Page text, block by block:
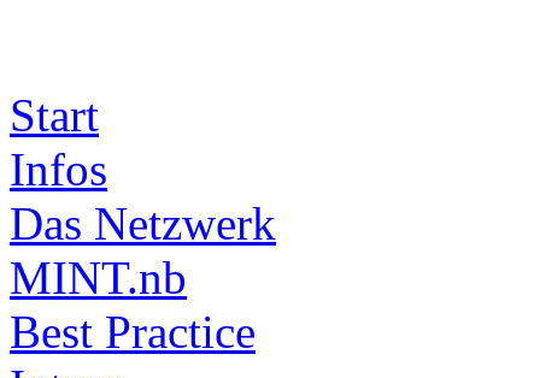
Start
Infos
Das Netzwerk
MINT.nb
Best Practice